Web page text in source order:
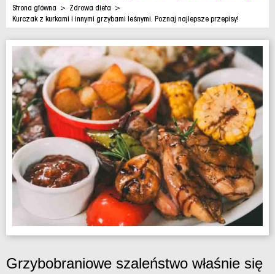
Strona główna > Zdrowa dieta >
Kurczak z kurkami i innymi grzybami leśnymi. Poznaj najlepsze przepisy!
Grzybobraniowe szaleństwo właśnie się